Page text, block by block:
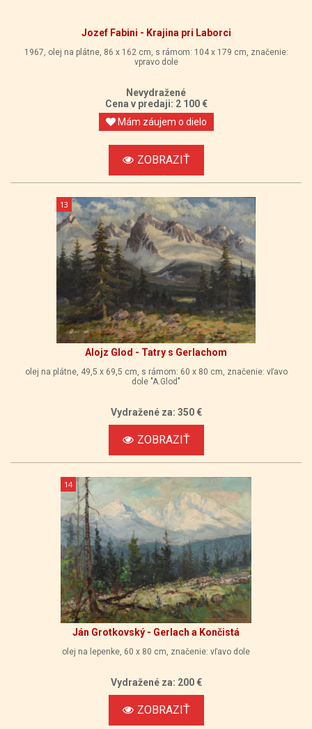
Jozef Fabini - Krajina pri Laborci
1967, olej na plátne, 86 x 162 cm, s rámom: 104 x 179 cm, značenie:
vpravo dole
Nevydražené
Cena v predaji: 2 100 €
Mám záujem o dielo
ZOBRAZIŤ
13
Alojz Glod - Tatry s Gerlachom
olej na plátne, 49,5 x 69,5 cm, s rámom: 60 x 80 cm, značenie: vľavo
dole "A.Glod"
Vydražené za: 350 €
ZOBRAZIŤ
14
Ján Grotkovský - Gerlach a Končistá
olej na lepenke, 60 x 80 cm, značenie: vľavo dole
Vydražené za: 200 €
ZOBRAZIŤ